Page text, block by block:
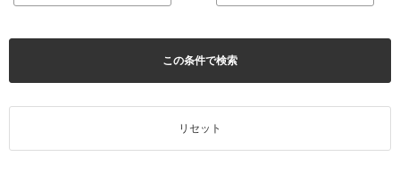
この条件で検索
リセット